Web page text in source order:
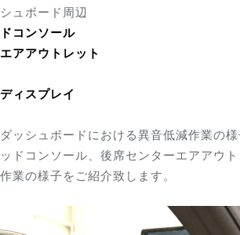
ュボード周辺
コンソール
アアウトレット
ィスプレイ
ッシュボードにおける異音低減作業の
ドコンソール、後席センターエアアウ
業の様子をご紹介致します。